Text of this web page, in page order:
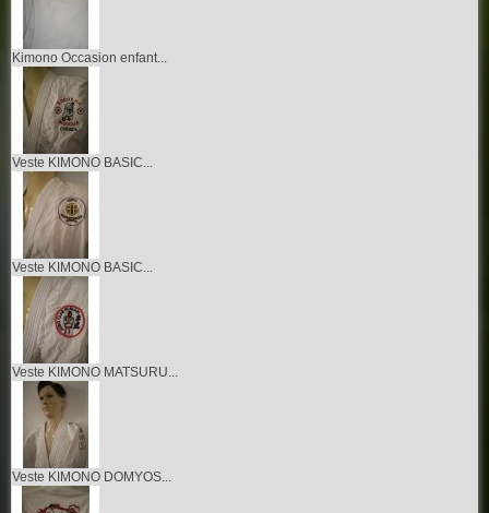
Kimono Occasion enfant...
Veste KIMONO BASIC...
Veste KIMONO BASIC...
Veste KIMONO MATSURU...
Veste KIMONO DOMYOS...